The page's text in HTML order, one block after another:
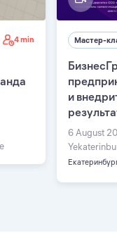
4 min Мастер-
и
6 August